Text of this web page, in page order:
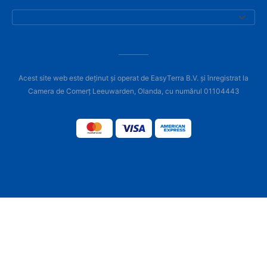
Acest site web este deținut și operat de EasyTerra B.V. și înregistrat la
Camera de Comerț Leeuwarden, Olanda, cu numărul 01104443